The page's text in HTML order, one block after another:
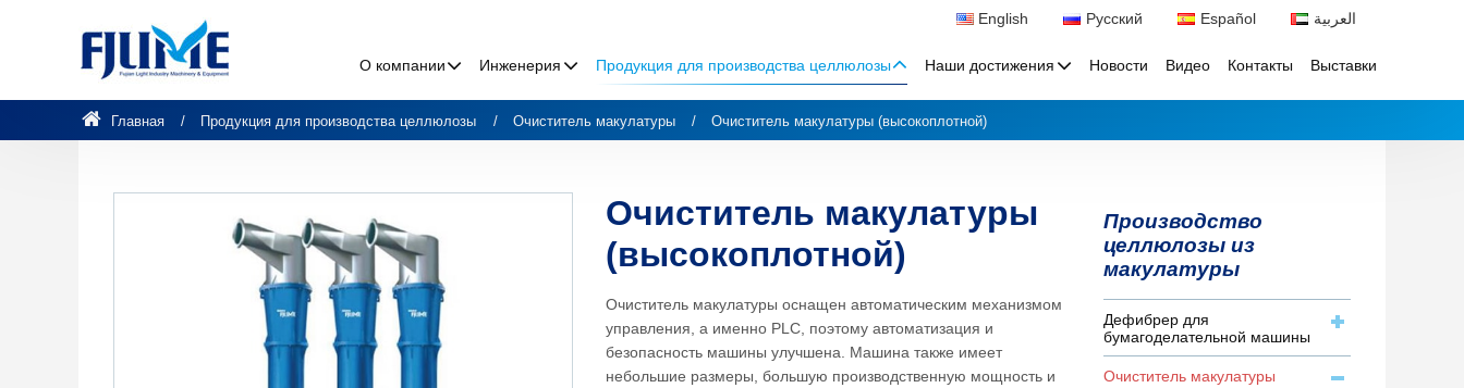
English Русский Español العربية
О компании Инженерия Продукция для производства целлюлозы Наши достижения Новости Видео Контакты Выставки
Главная Продукция для производства целлюлозы Очиститель макулатуры Очиститель макулатуры (высокоплотной)
Очиститель макулатуры
(высокоплотной)
Очиститель макулатуры оснащен автоматическим механизмом
управления, а именно PLC, поэтому автоматизация и
безопасность машины улучшена. Машина также имеет
небольшие размеры, большую производственную мощность и
Производство
целлюлозы из
макулатуры
Дефибрер для
бумагоделательной машины
Очиститель макулатуры